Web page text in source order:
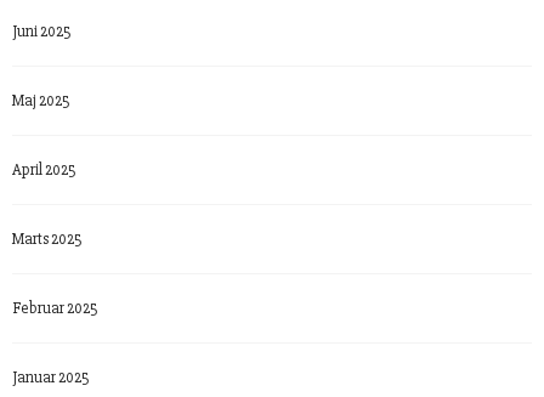
Juni 2025
Maj 2025
April 2025
Marts 2025
Februar 2025
Januar 2025